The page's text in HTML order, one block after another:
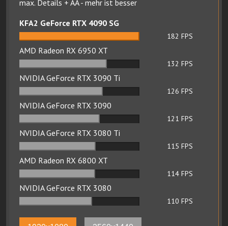
max. Details + AA - mehr ist besser
KFA2 GeForce RTX 4090 SG
182 FPS
AMD Radeon RX 6950 XT
132 FPS
NVIDIA GeForce RTX 3090 Ti
126 FPS
NVIDIA GeForce RTX 3090
121 FPS
NVIDIA GeForce RTX 3080 Ti
115 FPS
AMD Radeon RX 6800 XT
114 FPS
NVIDIA GeForce RTX 3080
110 FPS